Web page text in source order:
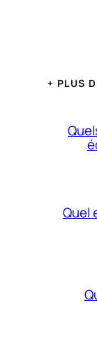
+ PLUS
Quel